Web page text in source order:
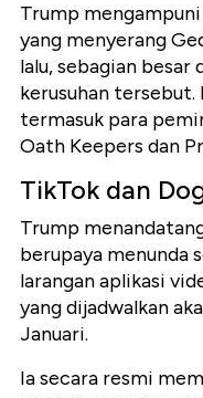
Trump
yang menyerang
lalu, sebagian
kerusuhan tersebut.
termasuk para
Oath Keepers dan
TikTok dan
Trump
berupaya menunda
larangan aplikasi
yang dijadwalkan
Januari.
Ia secara resmi